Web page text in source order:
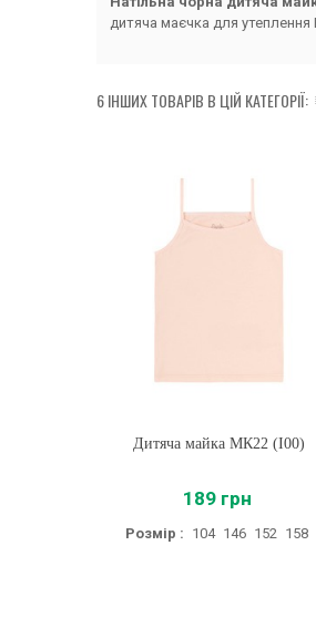
дитяча маєчка для утеплення
6 ІНШИХ ТОВАРІВ В ЦІЙ КАТЕГОРІЇ:
Купити
Дитяча майка МК22 (I00)
189 грн
Розмір : 104 146 152 158